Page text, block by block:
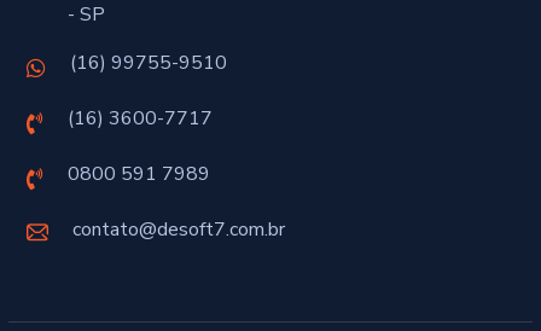
- SP
(16) 99755-9510
(16) 3600-7717
0800 591 7989
contato@desoft7.com.br